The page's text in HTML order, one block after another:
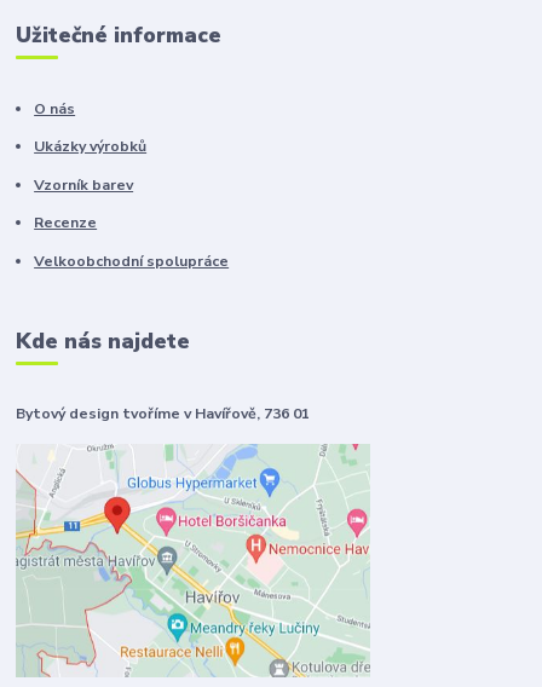
Užitečné informace
O nás
Ukázky výrobků
Vzorník barev
Recenze
Velkoobchodní spolupráce
Kde nás najdete
Bytový design tvoříme v Havířově, 736 01